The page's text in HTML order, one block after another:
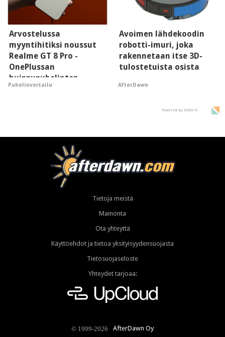
Arvostelussa
myyntihitiksi noussut
Realme GT 8 Pro -
OnePlussan
huippupuhelinten
"perillinen"
Puhelinvertailu
Avoimen lähdekoodin
robotti-imuri, joka
rakennetaan itse 3D-
tulostetuista osista
AfterDawn
Powered by HIGH.FI
Tietoja meistä
Mainonta
Ota yhteyttä
Käyttöehdot ja tietoa yksityisyydensuojasta
Tietosuojaseloste
Yhteydet tarjoaa:
© 1999-2026 AfterDawn Oy